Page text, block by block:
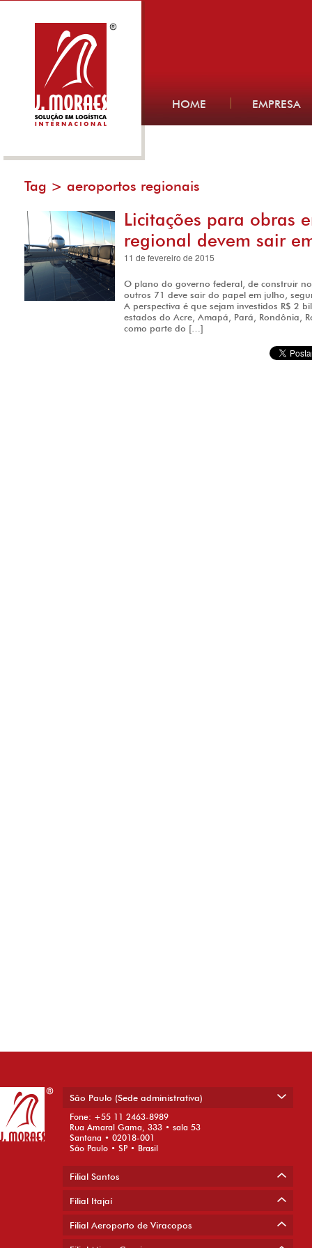
HOME EMPRESA
Tag > aeroportos regionais
Licitações para obras
regional devem sair
11 de fevereiro de 2015
O plano do governo federal, de construir
outros 71 deve sair do papel em julho,
A perspectiva é que sejam investidos R$ 2
estados do Acre, Amapá, Pará, Rondônia,
como parte do […]
São Paulo (Sede administrativa)
Fone: +55 11 2463-8989
Rua Amaral Gama, 333 • sala 53
Santana • 02018-001
São Paulo • SP • Brasil
Filial Santos
Filial Itajaí
Filial Aeroporto de Viracopos